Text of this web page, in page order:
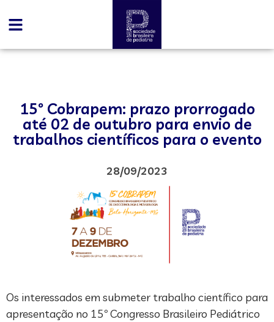
15º Cobrapem: prazo prorrogado
até 02 de outubro para envio de
trabalhos científicos para o evento
28/09/2023
Os interessados em submeter trabalho científico para
apresentação no 15º Congresso Brasileiro Pediátrico